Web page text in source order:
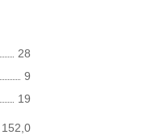
28
9
19
152,0